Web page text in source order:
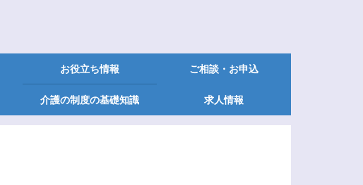
お役立ち情報 ご相談・お申込
介護の制度の基礎知識 求人情報